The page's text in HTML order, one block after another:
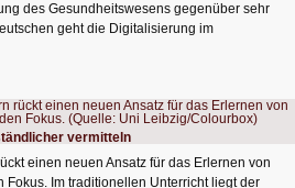
des Gesundheitswesens gegenüber sehr
geht die Digitalisierung im
vermitteln
einen neuen Ansatz für das Erlernen von
Im traditionellen Unterricht liegt der